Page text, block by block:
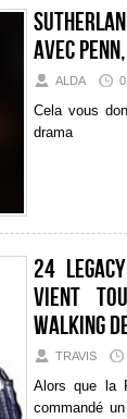
avec
ALDA
Cela vous
drama
24
vient
Walking
TRAVIS
Alors que la
commandé